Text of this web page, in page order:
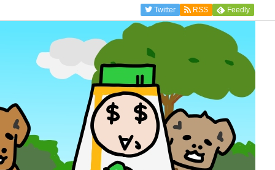
Twitter RSS Feedly